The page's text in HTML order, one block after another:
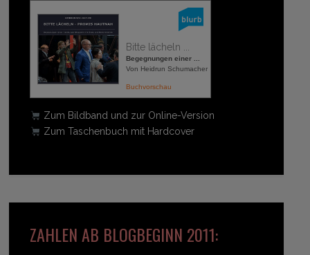
Bitte lächeln ...
Begegnungen einer ...
Von Heidrun Schumacher
Buchvorschau
Zum Bildband und zur Online-Version
Zum Taschenbuch mit Hardcover
ZAHLEN AB BLOGBEGINN 2011: